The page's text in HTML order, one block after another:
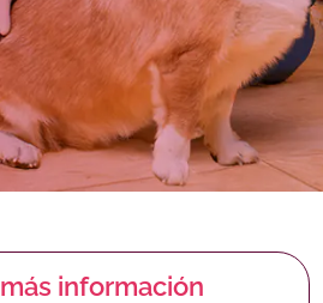
información